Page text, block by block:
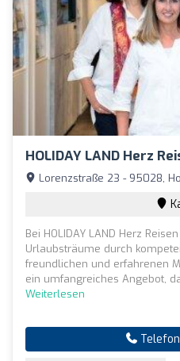
HOLIDAY LAND Herz
Lorenzstraße 23 - 95028,
Bei HOLIDAY LAND Herz
Urlaubsträume durch
freundlichen und erfahrenen
ein umfangreiches Angebot,
Weiterlesen